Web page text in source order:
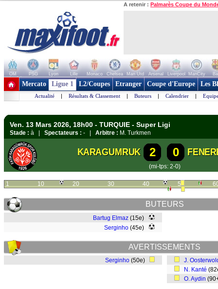
A retenir : Palmarès Coupe du
OM PSG Lyon Lille Monaco Chelsea Man Utd Arsenal Liverpool ManCity
+ de clubs
Mercato Ligue 1 L2/Coupes Etranger Coupe d'Europe Les
Actualité | Résultats & Classement | Buteurs | Calendrier |
Ven. 13 Mars 2026, 18h00 - TURQUIE - Super Ligi
Stade : à | Spectateurs : - | Arbitre : M. Turkmen
KARAGUMRUK 2 0
(mi-tps: 2-0)
1 10 20 30 40 50
BUTEURS
Bartug Elmaz (15e)
Serginho (45e)
AVERTISSEMENTS
Serginho (50e)
J.
N. Kanté
O. Aydin